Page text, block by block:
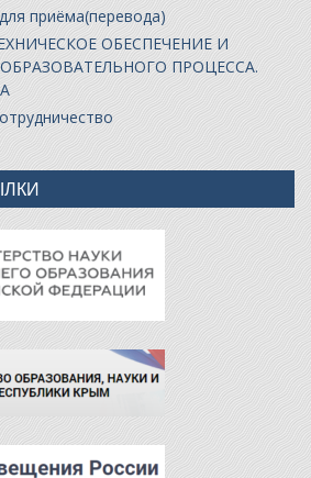
приёма(перевода)
ОБЕСПЕЧЕНИЕ И
ПРОЦЕССА.